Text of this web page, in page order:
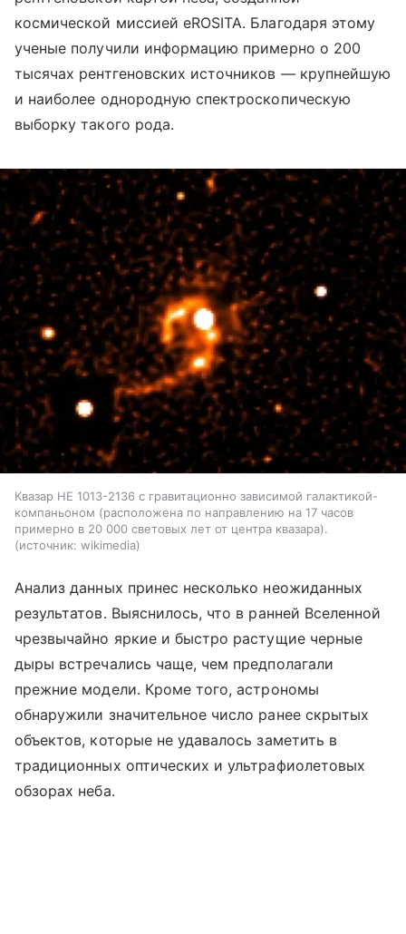
космической миссией eROSITA. Благодаря этому
ученые получили информацию примерно о 200
тысячах рентгеновских источников — крупнейшую
и наиболее однородную спектроскопическую
выборку такого рода.
Квазар HE 1013-2136 с гравитационно зависимой галактикой-
компаньоном (расположена по направлению на 17 часов
примерно в 20 000 световых лет от центра квазара).
источник: wikimedia
Анализ данных принес несколько неожиданных
результатов. Выяснилось, что в ранней Вселенной
чрезвычайно яркие и быстро растущие черные
дыры встречались чаще, чем предполагали
прежние модели. Кроме того, астрономы
обнаружили значительное число ранее скрытых
объектов, которые не удавалось заметить в
традиционных оптических и ультрафиолетовых
обзорах неба.